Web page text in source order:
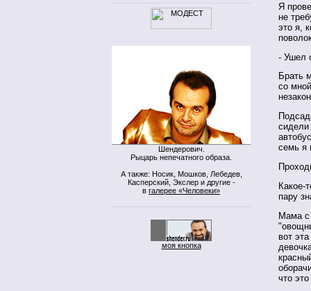
Шендерович.
Рыцарь непечатного образа.
А также: Носик, Мошков, Лебедев,
Касперский, Экслер и другие -
в галерее «Человеки»
моя кнопка
Я
не
это я,
- Ушел
Брать
со
сидели
семь я
Какое-
пару
Мама с
вот
что